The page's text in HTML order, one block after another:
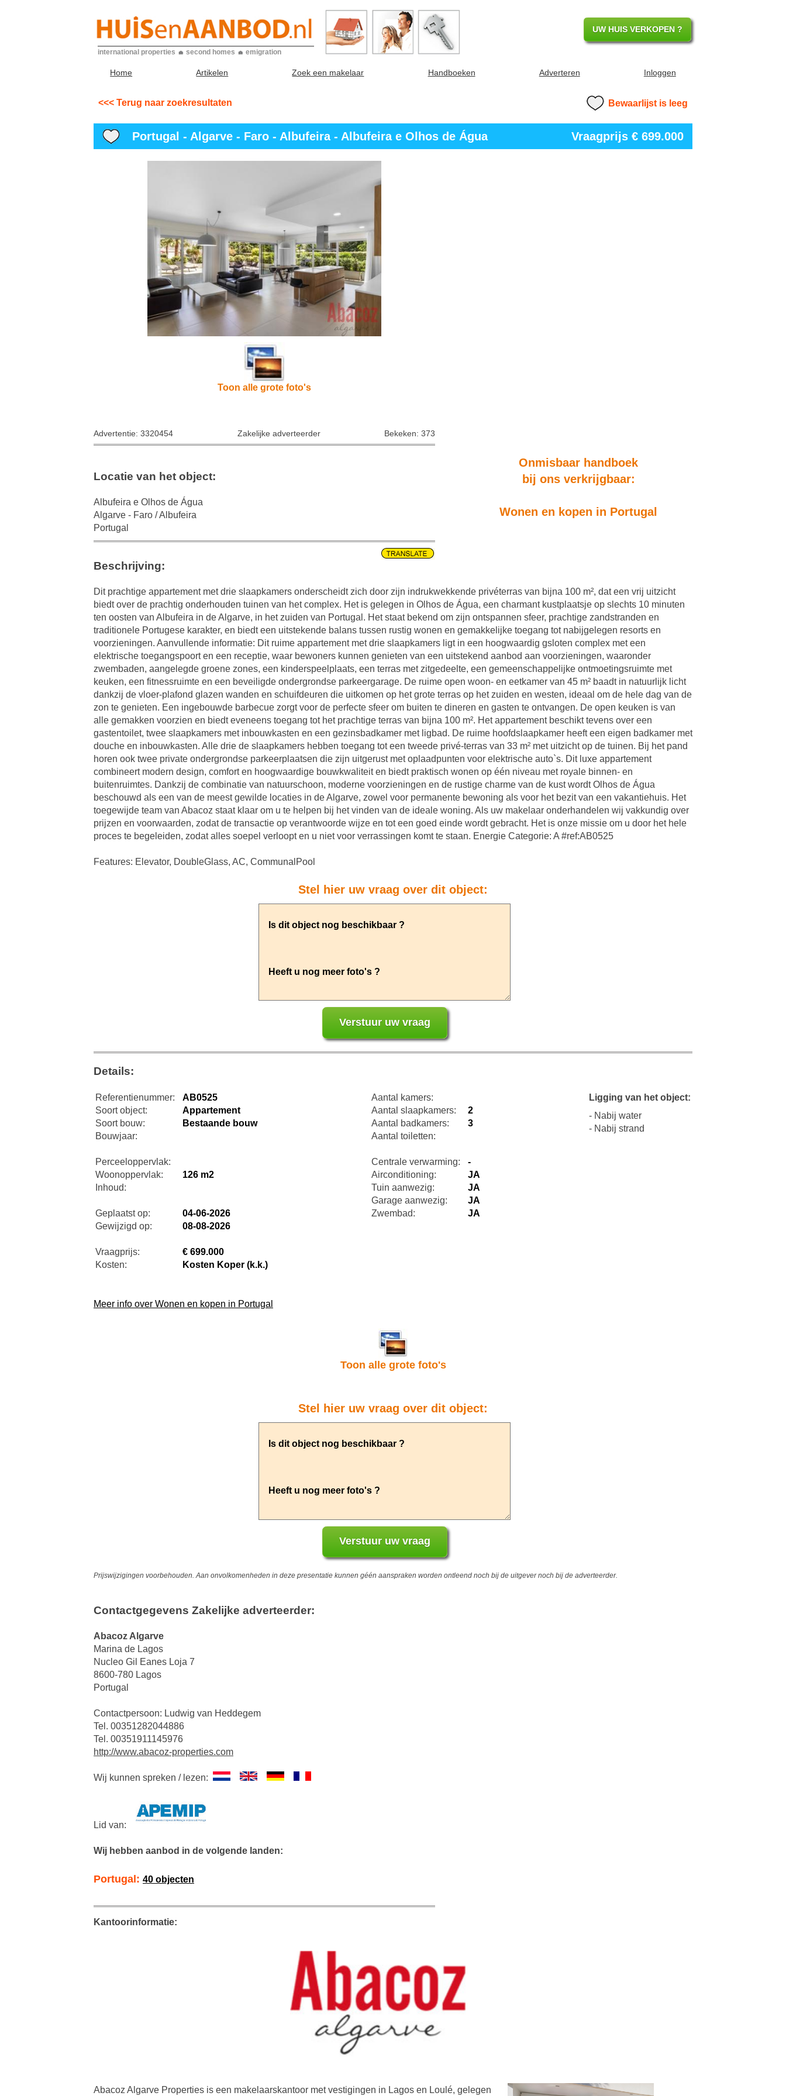
international properties second homes emigration
UW HUIS VERKOPEN ?
Home Artikelen Zoek een makelaar Handboeken Adverteren Inloggen
<<< Terug naar zoekresultaten Bewaarlijst is leeg
Portugal - Algarve - Faro - Albufeira - Albufeira e Olhos de Água Vraagprijs € 699.000
Toon alle grote foto's
Advertentie: 3320454 Zakelijke adverteerder Bekeken: 373
Onmisbaar handboek
bij ons verkrijgbaar:
Wonen en kopen in Portugal
Locatie van het object:
Albufeira e Olhos de Água
Algarve - Faro / Albufeira
Portugal
Beschrijving:
Dit prachtige appartement met drie slaapkamers onderscheidt zich door zijn indrukwekkende privéterras van bijna 100 m², dat een vrij uitzicht
biedt over de prachtig onderhouden tuinen van het complex. Het is gelegen in Olhos de Água, een charmant kustplaatsje op slechts 10 minuten
ten oosten van Albufeira in de Algarve, in het zuiden van Portugal. Het staat bekend om zijn ontspannen sfeer, prachtige zandstranden en
traditionele Portugese karakter, en biedt een uitstekende balans tussen rustig wonen en gemakkelijke toegang tot nabijgelegen resorts en
voorzieningen. Aanvullende informatie: Dit ruime appartement met drie slaapkamers ligt in een hoogwaardig gsloten complex met een
elektrische toegangspoort en een receptie, waar bewoners kunnen genieten van een uitstekend aanbod aan voorzieningen, waaronder
zwembaden, aangelegde groene zones, een kinderspeelplaats, een terras met zitgedeelte, een gemeenschappelijke ontmoetingsruimte met
keuken, een fitnessruimte en een beveiligde ondergrondse parkeergarage. De ruime open woon- en eetkamer van 45 m² baadt in natuurlijk licht
dankzij de vloer-plafond glazen wanden en schuifdeuren die uitkomen op het grote terras op het zuiden en westen, ideaal om de hele dag van de
zon te genieten. Een ingebouwde barbecue zorgt voor de perfecte sfeer om buiten te dineren en gasten te ontvangen. De open keuken is van
alle gemakken voorzien en biedt eveneens toegang tot het prachtige terras van bijna 100 m². Het appartement beschikt tevens over een
gastentoilet, twee slaapkamers met inbouwkasten en een gezinsbadkamer met ligbad. De ruime hoofdslaapkamer heeft een eigen badkamer met
douche en inbouwkasten. Alle drie de slaapkamers hebben toegang tot een tweede privé-terras van 33 m² met uitzicht op de tuinen. Bij het pand
horen ook twee private ondergrondse parkeerplaatsen die zijn uitgerust met oplaadpunten voor elektrische auto`s. Dit luxe appartement
combineert modern design, comfort en hoogwaardige bouwkwaliteit en biedt praktisch wonen op één niveau met royale binnen- en
buitenruimtes. Dankzij de combinatie van natuurschoon, moderne voorzieningen en de rustige charme van de kust wordt Olhos de Água
beschouwd als een van de meest gewilde locaties in de Algarve, zowel voor permanente bewoning als voor het bezit van een vakantiehuis. Het
toegewijde team van Abacoz staat klaar om u te helpen bij het vinden van de ideale woning. Als uw makelaar onderhandelen wij vakkundig over
prijzen en voorwaarden, zodat de transactie op verantwoorde wijze en tot een goed einde wordt gebracht. Het is onze missie om u door het hele
proces te begeleiden, zodat alles soepel verloopt en u niet voor verrassingen komt te staan. Energie Categorie: A #ref:AB0525
Features: Elevator, DoubleGlass, AC, CommunalPool
Stel hier uw vraag over dit object:
Details:
Referentienummer:
AB0525
Soort object:
Appartement
Soort bouw:
Bestaande bouw
Bouwjaar:
Perceeloppervlak:
Woonoppervlak:
126 m2
Inhoud:
Geplaatst op:
04-06-2026
Gewijzigd op:
08-08-2026
Vraagprijs:
€ 699.000
Kosten:
Kosten Koper (k.k.)
Aantal kamers:
Aantal slaapkamers:
2
Aantal badkamers:
3
Aantal toiletten:
Centrale verwarming:
-
Airconditioning:
JA
Tuin aanwezig:
JA
Garage aanwezig:
JA
Zwembad:
JA
Ligging van het object:
- Nabij water
- Nabij strand
Meer info over Wonen en kopen in Portugal
Toon alle grote foto's
Stel hier uw vraag over dit object:
Prijswijzigingen voorbehouden. Aan onvolkomenheden in deze presentatie kunnen géén aanspraken worden ontleend noch bij de uitgever noch bij de adverteerder.
Contactgegevens Zakelijke adverteerder:
Abacoz Algarve
Marina de Lagos
Nucleo Gil Eanes Loja 7
8600-780 Lagos
Portugal
Contactpersoon: Ludwig van Heddegem
Tel. 00351282044886
Tel. 00351911145976
http://www.abacoz-properties.com
Wij kunnen spreken / lezen:
Lid van:
Wij hebben aanbod in de volgende landen:
Portugal: 40 objecten
Kantoorinformatie:
Abacoz Algarve Properties is een makelaarskantoor met vestigingen in Lagos en Loulé, gelegen